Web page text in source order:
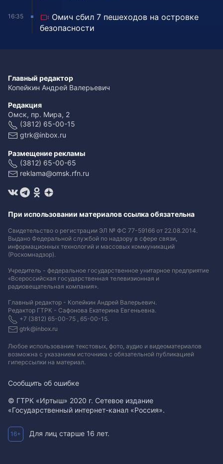
16:35
Омич сбил 7 пешеходов на островке
безопасности
Главный редактор
Копейкин Андрей Валерьевич
Редакция
Омск, пр. Мира, 2
(3812) 65-00-15
gtrk@inbox.ru
Размещение рекламы
(3812) 65-00-65
reklama@omsk.rfn.ru
При использовании материалов ссылка обязательна
Свидетельство о регистрации ЭЛ № ФС 77-59166 от 22.08.2014.
Выдано Федеральной службой по надзору в сфере связи,
информационных технологий и массовых коммуникаций
(Роскомнадзор).
Учредитель - федеральное государственное унитарное предприятие
«Всероссийская государственная телевизионная и
радиовещательная компания».
Главный редактор - Копейкин Андрей Валерьевич.
Редактор ГТРК - Сафонова Екатерина Евгеньевна.
+7 (3812) 65-00-75 , 65-00-15.
gtrk@inbox.ru
Любое использование текстовых, фото, аудио и видеоматериалов
возможна с указанием источника с обязательной публикацией
гиперссылки на материал.
Сообщить об ошибке
© ГТРК «Иртыш» 2020 г. Сетевое издание
«Государственный интернет-канал «Россия».
16+ Для лиц старше 16 лет.